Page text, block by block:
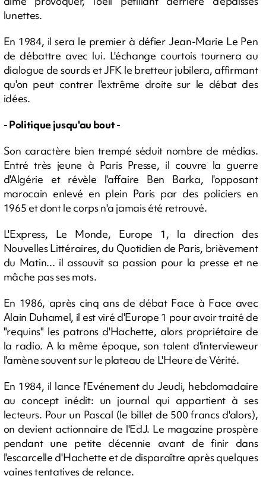
lunettes.
En 1984, il sera le premier à défier Jean-Marie Le Pen
de débattre avec lui. L'échange courtois tournera au
dialogue de sourds et JFK le bretteur jubilera, affirmant
qu'on peut contrer l'extrême droite sur le débat des
idées.
- Politique jusqu'au bout -
Son caractère bien trempé séduit nombre de médias.
Entré très jeune à Paris Presse, il couvre la guerre
d'Algérie et révèle l'affaire Ben Barka, l'opposant
marocain enlevé en plein Paris par des policiers en
1965 et dont le corps n'a jamais été retrouvé.
L'Express, Le Monde, Europe 1, la direction des
Nouvelles Littéraires, du Quotidien de Paris, brièvement
du Matin... il assouvit sa passion pour la presse et ne
mâche pas ses mots.
En 1986, après cinq ans de débat Face à Face avec
Alain Duhamel, il est viré d'Europe 1 pour avoir traité de
"requins" les patrons d'Hachette, alors propriétaire de
la radio. A la même époque, son talent d'intervieweur
l'amène souvent sur le plateau de L'Heure de Vérité.
En 1984, il lance l'Evénement du Jeudi, hebdomadaire
au concept inédit: un journal qui appartient à ses
lecteurs. Pour un Pascal (le billet de 500 francs d'alors),
on devient actionnaire de l'EdJ. Le magazine prospère
pendant une petite décennie avant de finir dans
l'escarcelle d'Hachette et de disparaître après quelques
vaines tentatives de relance.